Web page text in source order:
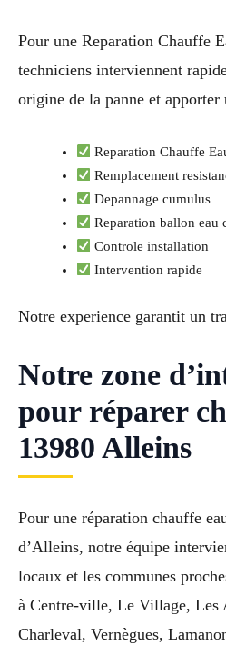
Pour une Reparation Chauffe
techniciens interviennent
origine de la panne et apporter
Reparation Chauffe
Remplacement
Depannage cumulus
Reparation ballon eau
Controle installation
Intervention rapide
Notre experience garantit un
Notre zone
pour réparer
13980 Alleins
Pour une réparation chauffe
d’Alleins, notre équipe
locaux et les communes
à Centre-ville, Le Village, Les
Charleval, Vernègues,